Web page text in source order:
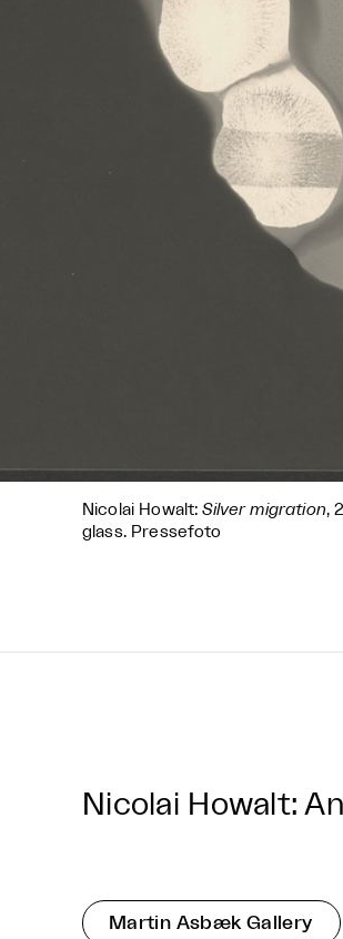
Nicolai Howalt:Silver migration,
glass. Pressefoto
Nicolai Howalt:
Martin Asbæk Gallery